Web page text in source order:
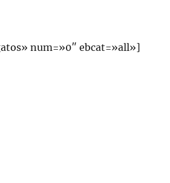
num=»0″ ebcat=»all»]